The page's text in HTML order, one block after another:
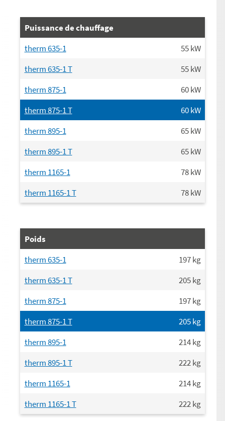
Puissance de chauffage
therm 635-1
55kW
therm 635-1 T
55kW
therm 875-1
60kW
therm 875-1 T
60kW
therm 895-1
65kW
therm 895-1 T
65kW
therm 1165-1
78kW
therm 1165-1 T
78kW
Poids
therm 635-1
197kg
therm 635-1 T
205kg
therm 875-1
197kg
therm 875-1 T
205kg
therm 895-1
214kg
therm 895-1 T
222kg
therm 1165-1
214kg
therm 1165-1 T
222kg